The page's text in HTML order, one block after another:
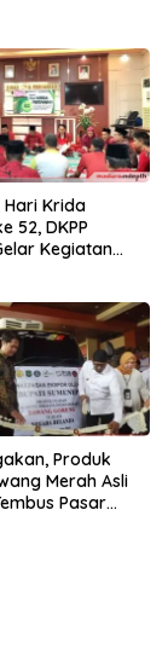
Krida
52, DKPP
Kegiatan
Produk
Merah Asli
Pasar